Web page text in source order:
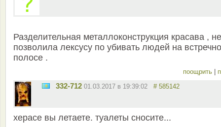
Разделительная металлоконструкция красава , не
позволила лексусу по убивать людей на
полосе .
поощрить
332-712 01.03.2017 в 19:39:02 # 585142
херасе вы летаете. туалеты сносите...